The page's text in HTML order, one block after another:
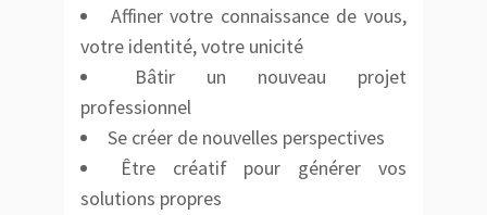
Affiner votre connaissance de vous,
votre identité, votre unicité
Bâtir un nouveau projet
professionnel
Se créer de nouvelles perspectives
Être créatif pour générer vos
solutions propres